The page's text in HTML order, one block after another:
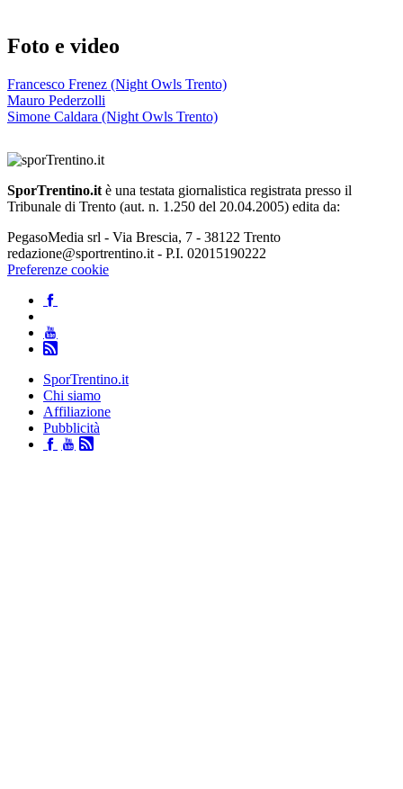
Foto e video
Francesco Frenez (Night Owls Trento)
Mauro Pederzolli
Simone Caldara (Night Owls Trento)
SporTrentino.it è una testata giornalistica registrata presso il
Tribunale di Trento (aut. n. 1.250 del 20.04.2005) edita da:
PegasoMedia srl - Via Brescia, 7 - 38122 Trento
redazione@sportrentino.it - P.I. 02015190222
Preferenze cookie
SporTrentino.it
Chi siamo
Affiliazione
Pubblicità